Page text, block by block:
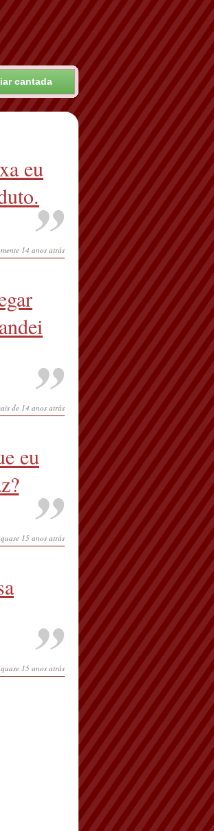
eu
14 anos atrás
de 14 anos atrás
eu
quase 15 anos atrás
quase 15 anos atrás